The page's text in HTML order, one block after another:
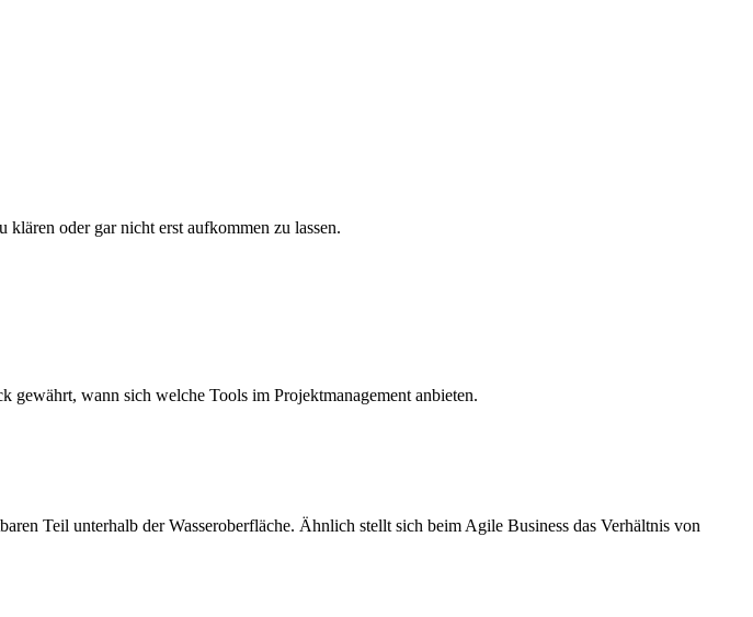
oder gar nicht erst aufkommen zu lassen.
gewährt, wann sich welche Tools im Projektmanagement anbieten.
Teil unterhalb der Wasseroberfläche. Ähnlich stellt sich beim Agile Business das Verhältnis von